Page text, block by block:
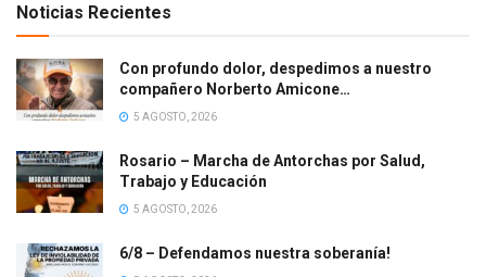
Noticias Recientes
Con profundo dolor, despedimos a nuestro
compañero Norberto Amicone…
5 AGOSTO, 2026
Rosario – Marcha de Antorchas por Salud,
Trabajo y Educación
5 AGOSTO, 2026
6/8 – Defendamos nuestra soberanía!